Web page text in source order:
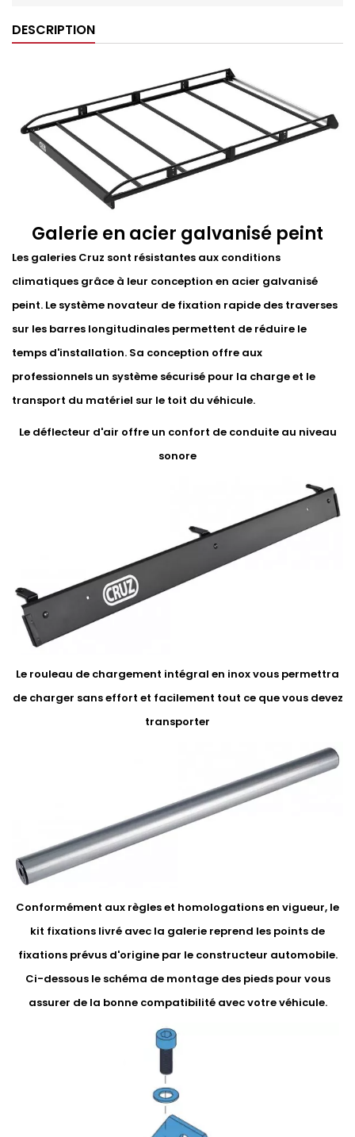
DESCRIPTION
Galerie en acier galvanisé peint
Les galeries Cruz sont résistantes aux conditions
climatiques grâce à leur conception en acier galvanisé
peint. Le système novateur de fixation rapide des traverses
sur les barres longitudinales permettent de réduire le
temps d'installation. Sa conception offre aux
professionnels un système sécurisé pour la charge et le
transport du matériel sur le toit du véhicule.
Le déflecteur d'air offre un confort de conduite au niveau
sonore
Le rouleau de chargement intégral en inox vous permettra
de charger sans effort et facilement tout ce que vous devez
transporter
Conformément aux règles et homologations en vigueur, le
kit fixations livré avec la galerie reprend les points de
fixations prévus d'origine par le constructeur automobile.
Ci-dessous le schéma de montage des pieds pour vous
assurer de la bonne compatibilité avec votre véhicule.